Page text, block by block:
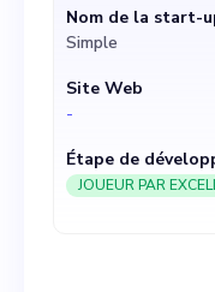
продукта
компании,
командой
Nom de la start-
Simple
Site Web
-
Étape de
JOUEUR PAR